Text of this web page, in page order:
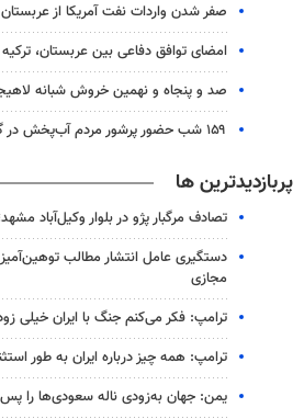
صفر شدن واردات نفت آمریکا از
امضای توافق دفاعی بین عربستان،
صد و پنجاه و نهمین خروش شبانه
۱۵۹ شب حضور پرشور مردم آب‌پخش در گذرگاه مقاومت
پربازدیدترین ها
تصادف مرگبار پژو در بلوار وکیل‌آباد
دستگیری عامل انتشار مطالب
مجازی
ترامپ: فکر می‌کنم جنگ با ایران خیلی
ترامپ: همه چیز درباره ایران به طور
یمن: جهان به‌زودی ناله سعودی‌ها را پس